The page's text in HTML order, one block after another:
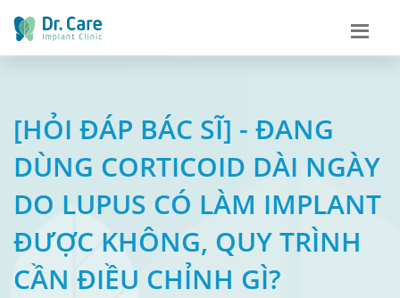
[HỎI ĐÁP BÁC SĨ] - ĐANG
DÙNG CORTICOID DÀI NGÀY
DO LUPUS CÓ LÀM IMPLANT
ĐƯỢC KHÔNG, QUY TRÌNH
CẦN ĐIỀU CHỈNH GÌ?